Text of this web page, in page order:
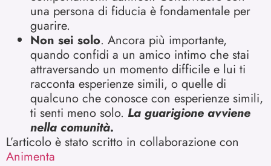
una persona di fiducia è fondamentale per
guarire.
Non sei solo. Ancora più importante,
quando confidi a un amico intimo che stai
attraversando un momento difficile e lui ti
racconta esperienze simili, o quelle di
qualcuno che conosce con esperienze simili,
ti senti meno solo. La guarigione avviene
nella comunità.
L’articolo è stato scritto in collaborazione con
Animenta